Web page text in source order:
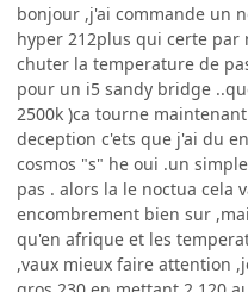
bonjour ,j'ai commande un
hyper 212plus qui certe
chuter la temperature de
pour un i5 sandy bridge
2500k )ca tourne
deception c'ets que j'ai du
cosmos "s" he oui .un
pas . alors la le noctua cela
encombrement bien sur
qu'en afrique et les
,vaux mieux faire attention